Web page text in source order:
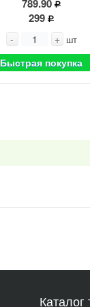
789.90
299
- + шт
Быстрая покупка
Каталог